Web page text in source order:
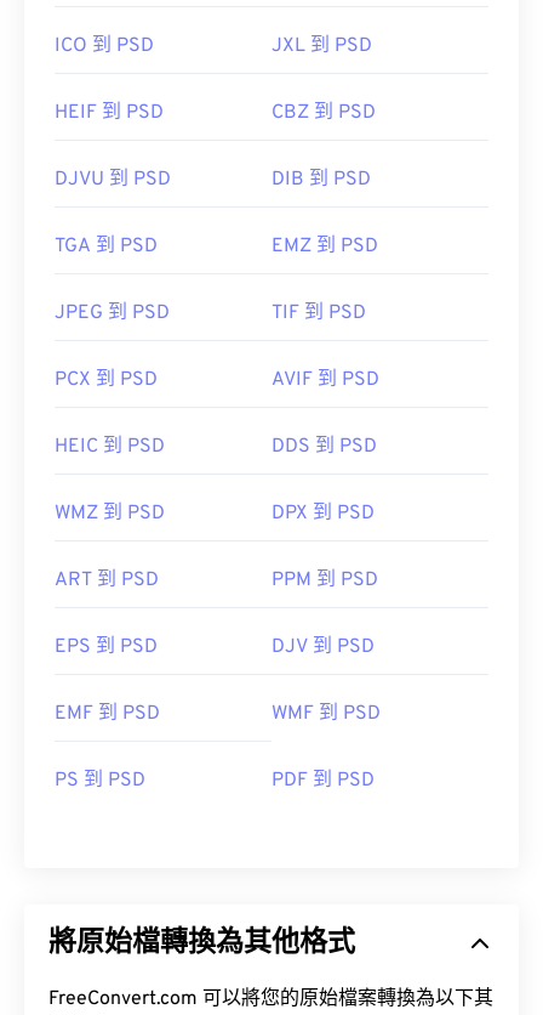
ICO 到 PSD JXL 到 PSD
HEIF 到 PSD CBZ 到 PSD
DJVU 到 PSD DIB 到 PSD
TGA 到 PSD EMZ 到 PSD
JPEG 到 PSD TIF 到 PSD
PCX 到 PSD AVIF 到 PSD
HEIC 到 PSD DDS 到 PSD
WMZ 到 PSD DPX 到 PSD
ART 到 PSD PPM 到 PSD
EPS 到 PSD DJV 到 PSD
EMF 到 PSD WMF 到 PSD
PS 到 PSD PDF 到 PSD
將原始檔轉換為其他格式
FreeConvert.com 可以將您的原始檔案轉換為以下其